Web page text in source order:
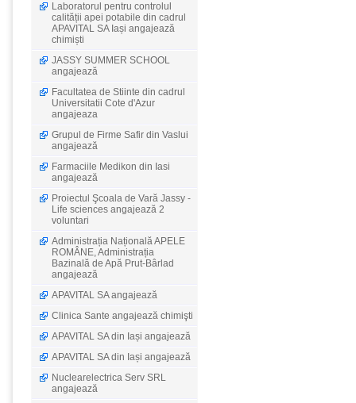
Laboratorul pentru controlul
calității apei potabile din cadrul
APAVITAL SA Iași angajează
chimiști
JASSY SUMMER SCHOOL
angajează
Facultatea de Stiinte din cadrul
Universitatii Cote d'Azur
angajeaza
Grupul de Firme Safir din Vaslui
angajează
Farmaciile Medikon din Iasi
angajează
Proiectul Şcoala de Vară Jassy -
Life sciences angajează 2
voluntari
Administrația Națională APELE
ROMÂNE, Administrația
Bazinală de Apă Prut-Bârlad
angajează
APAVITAL SA angajează
Clinica Sante angajează chimişti
APAVITAL SA din Iași angajează
APAVITAL SA din Iași angajează
Nuclearelectrica Serv SRL
angajează